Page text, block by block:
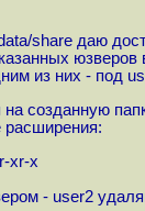
share даю
юзверов
из них - под
созданную
xr-x
- user2